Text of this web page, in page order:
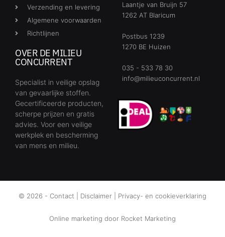
Verzending en levering
Algemene voorwaarden
Richtlijnen
OVER DE MILIEU
CONCURRENT
Specialist in veilige opslag
van gevaarlijke stoffen.
Gecertificeerde producten,
scherpe prijzen en gratis
advies. Voor een veilige
werkplek en bescherming
van mens en milieu.
Laantje van Bruijn 57
1262 AT Blaricum
Postbus 1239
1270 BE Huizen
035 - 533 78 30
info@milieuconcurrent.nl
© 2026 - Contact Disclaimer Privacy- en cookieverklaring
Online marketing door Rocket Marketing